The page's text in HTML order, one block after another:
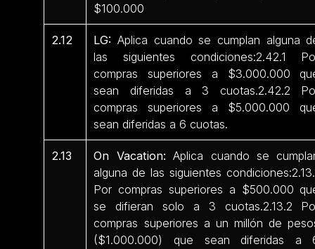
$100.000
2.12 LG: Aplica cuando se cumplan alguna
las siguientes condiciones:2.42.1
compras superiores a $3.000.000
sean diferidas a 3 cuotas.2.42.2
compras superiores a $5.000.000
sean diferidas a 6 cuotas.
2.13 On Vacation:Aplica cuando se
alguna de las siguientes
Por compras superiores a $500.000
se difieran solo a 3 cuotas.2.13.2
compras superiores a un millón de
($1.000.000) que sean diferidas a